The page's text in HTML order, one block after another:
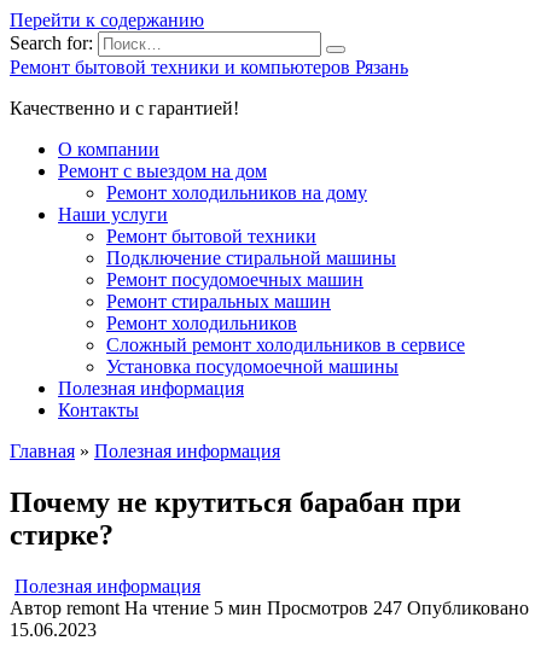
Перейти к содержанию
Search for:
Ремонт бытовой техники и компьютеров Рязань
Качественно и с гарантией!
О компании
Ремонт с выездом на дом
Ремонт холодильников на дому
Наши услуги
Ремонт бытовой техники
Подключение стиральной машины
Ремонт посудомоечных машин
Ремонт стиральных машин
Ремонт холодильников
Сложный ремонт холодильников в сервисе
Установка посудомоечной машины
Полезная информация
Контакты
Главная » Полезная информация
Почему не крутиться барабан при
стирке?
Полезная информация
Автор remont На чтение 5 мин Просмотров 247 Опубликовано
15.06.2023